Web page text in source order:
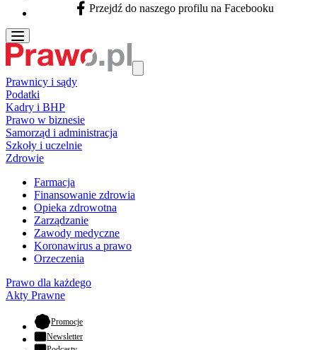
Facebook - otwiera się w nowej karcie
Przejdź do naszego profilu na Facebooku
Prawnicy i sądy
Podatki
Kadry i BHP
Prawo w biznesie
Samorząd i administracja
Szkoły i uczelnie
Zdrowie
Farmacja
Finansowanie zdrowia
Opieka zdrowotna
Zarządzanie
Zawody medyczne
Koronawirus a prawo
Orzeczenia
Prawo dla każdego
Akty Prawne
Promocje- otwiera się w nowej karcie
Newsletter